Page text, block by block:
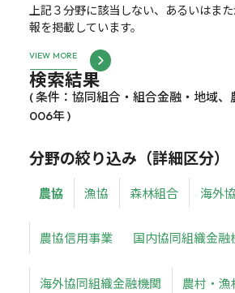
上記３分野に該当しない、あるいはま
報を掲載しています。
VIEW MORE
検索結果
( 条件：協同組合・組合金融・地域
006年 )
分野の絞り込み（詳細区分）
農協 漁協 森林組合 海外
農協信用事業 国内協同組織金融
海外協同組織金融機関 農村・漁